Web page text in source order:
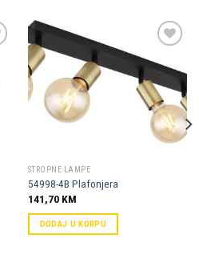
Dodaj u
omiljene
STROPNE LAMPE
54998-4B Plafonjera
141,70 KM
DODAJ U KORPU